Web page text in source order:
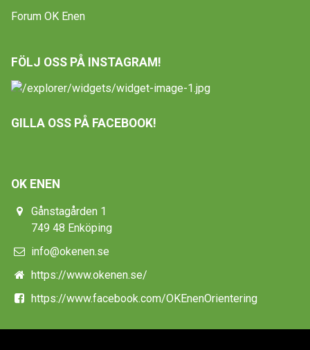
Forum OK Enen
FÖLJ OSS PÅ INSTAGRAM!
GILLA OSS PÅ FACEBOOK!
OK ENEN
Gånstagården 1
749 48 Enköping
info@okenen.se
https://www.okenen.se/
https://www.facebook.com/OKEnenOrientering